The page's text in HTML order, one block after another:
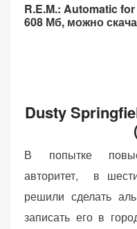
R.E.M.: Automatic
608 Мб, можно
Dusty
В попытке
авторитет, в
решили сделать
записать его в